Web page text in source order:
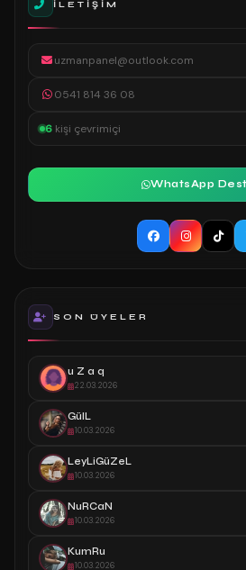
İLETIŞIM
uzmanpanel@outlook.com
0541 814 36 08
6 kişi çevrimiçi
WhatsApp
SON ÜYELER
u Z a q
22.03.2026
GülL
10.03.2026
LeyLiGüZeL
10.03.2026
NuRCaN
10.03.2026
KumRu
10.03.2026